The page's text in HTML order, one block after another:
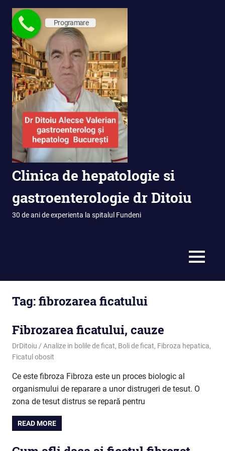
Skip
content
Clinica de hepatologie si
gastroenterologie dr Ditoiu
30 de ani de experienta la spitalul Fundeni
MENU
Tag:fibrozarea ficatului
Fibrozarea ficatului, cauze
June 20, 2024
DrDitoiu Analize in bolile de ficat, Boli de ficat, Fibroza hepatica,
Ficatul obosit
Ce este fibroza Fibroza este un proces biologic al
organismului de reparare a unor distrugeri de tesut. O
zona de tesut distrus se repară pentru
READ MORE
Programare